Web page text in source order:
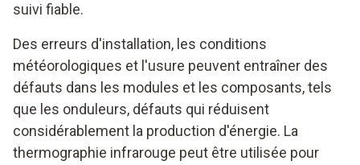
suivi fiable.
Des erreurs d'installation, les conditions
météorologiques et l'usure peuvent entraîner des
défauts dans les modules et les composants, tels
que les onduleurs, défauts qui réduisent
considérablement la production d'énergie. La
thermographie infrarouge peut être utilisée pour